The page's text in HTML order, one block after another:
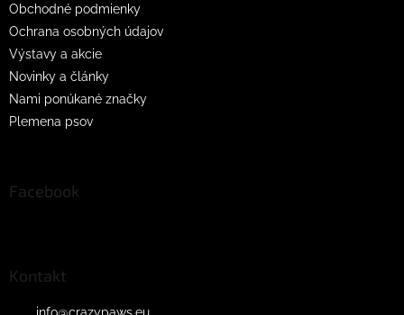
Obchodné podmienky
Ochrana osobných údajov
Výstavy a akcie
Novinky a články
Nami ponúkané značky
Plemena psov
Facebook
Kontakt
info@crazypaws.eu